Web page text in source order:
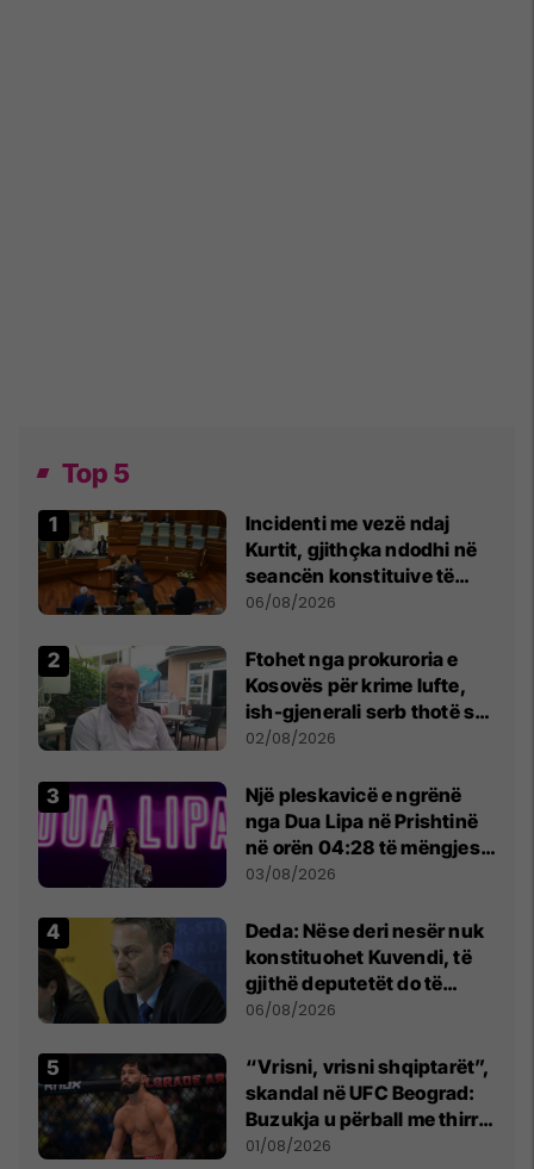
Top 5
Incidenti me vezë ndaj
Kurtit, gjithçka ndodhi në
seancën konstituive të
Kuvendit
06/08/2026
Ftohet nga prokuroria e
Kosovës për krime lufte,
ish-gjenerali serb thotë se
dikush e tradhtoi në
02/08/2026
Një pleskavicë e ngrënë
nga Dua Lipa në Prishtinë
në orën 04:28 të mëngjesit
- dhe bota digjitale serbe
03/08/2026
Deda: Nëse deri nesër nuk
konstituohet Kuvendi, të
gjithë deputetët do të
bëjnë shkelje të rëndë
06/08/2026
“Vrisni, vrisni shqiptarët”,
skandal në UFC Beograd:
Buzukja u përball me thirrje
anti-shqiptare nga
01/08/2026